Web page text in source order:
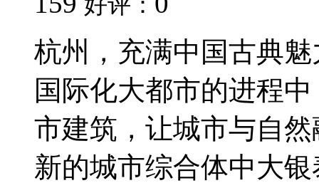
杭州，充满中国古典
国际化大都市的进程
市建筑，让城市与自
新的城市综合体中大银